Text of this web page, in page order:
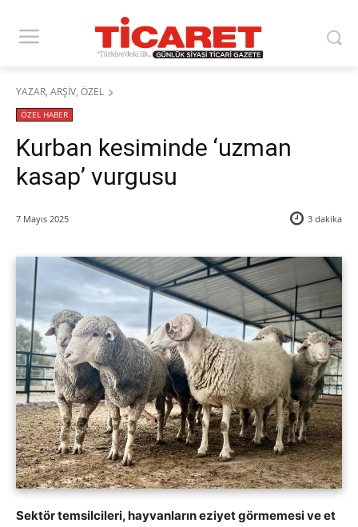
YAZAR, ARŞİV, ÖZEL
ÖZEL HABER
Kurban kesiminde ‘uzman
kasap’ vurgusu
7 Mayıs 2025 3 dakika
Sektör temsilcileri, hayvanların eziyet görmemesi ve et